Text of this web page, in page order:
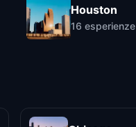
Houston
16 esperienze